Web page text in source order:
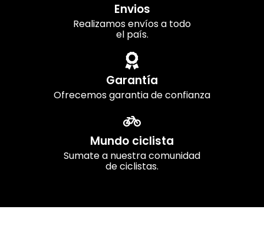
Envios
Realizamos envíos a todo
el país.
Garantía
Ofrecemos garantia de confianza
Mundo ciclista
Sumate a nuestra comunidad
de ciclistas.